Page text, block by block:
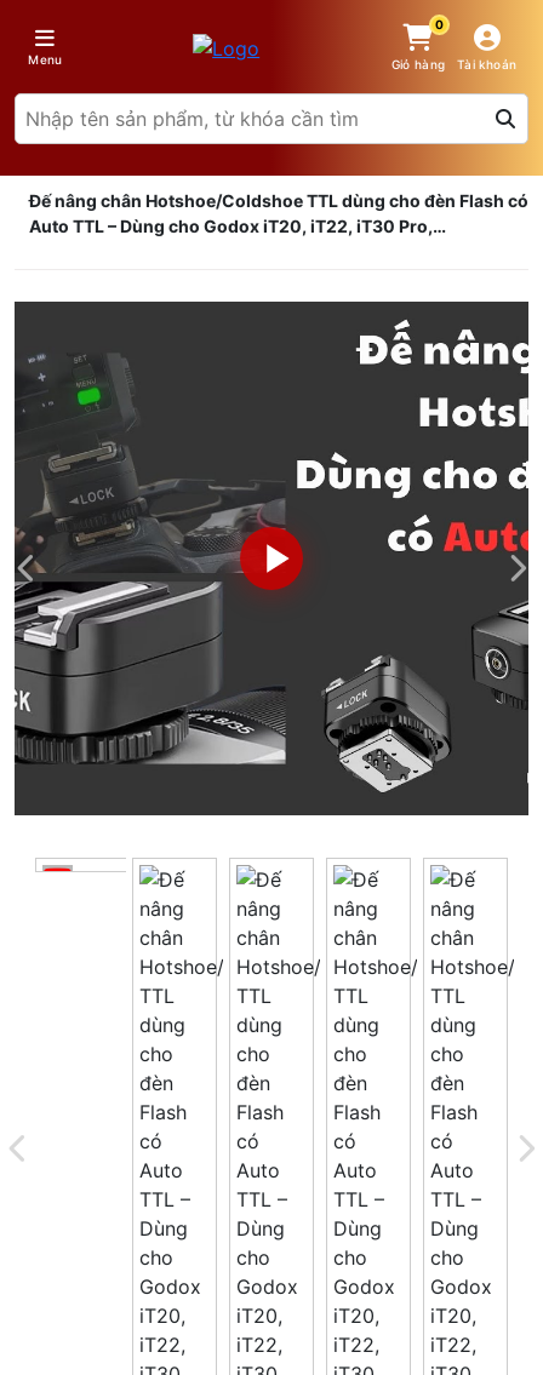
Menu
0
Giỏ hàng Tài khoản
Đế nâng chân Hotshoe/Coldshoe TTL dùng cho đèn Flash có
Auto TTL – Dùng cho Godox iT20, iT22, iT30 Pro,…
Giá trên 1SP 5x0 đ
Tổng giá